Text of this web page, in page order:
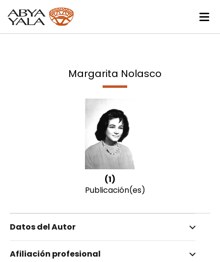
Margarita Nolasco
(1)
Publicación(es)
Datos del Autor
Nolasco, Margarita
Afiliación profesional